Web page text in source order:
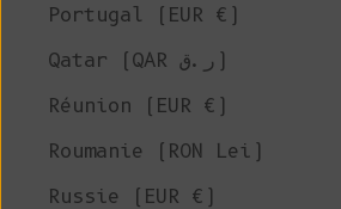
Portugal (EUR €)
Qatar (QAR ر.ق)
Réunion (EUR €)
Roumanie (RON Lei)
Russie (EUR €)